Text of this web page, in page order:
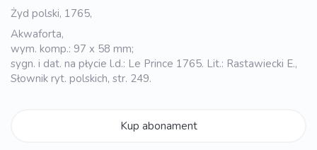
Żyd polski, 1765,
Akwaforta,
wym. komp.: 97 x 58 mm;
sygn. i dat. na płycie l.d.: Le Prince 1765. Lit.: Rastawiecki E.,
Słownik ryt. polskich, str. 249.
Kup abonament